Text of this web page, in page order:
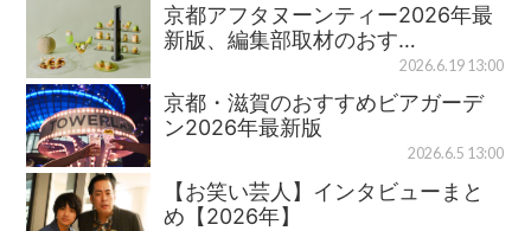
京都アフタヌーンティー2026年最
新版、編集部取材のおす…
2026.6.19 13:00
京都・滋賀のおすすめビアガーデ
ン2026年最新版
2026.6.5 13:00
【お笑い芸人】インタビューまと
め【2026年】